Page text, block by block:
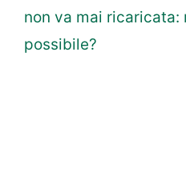
non va mai ricaricata:
possibile?